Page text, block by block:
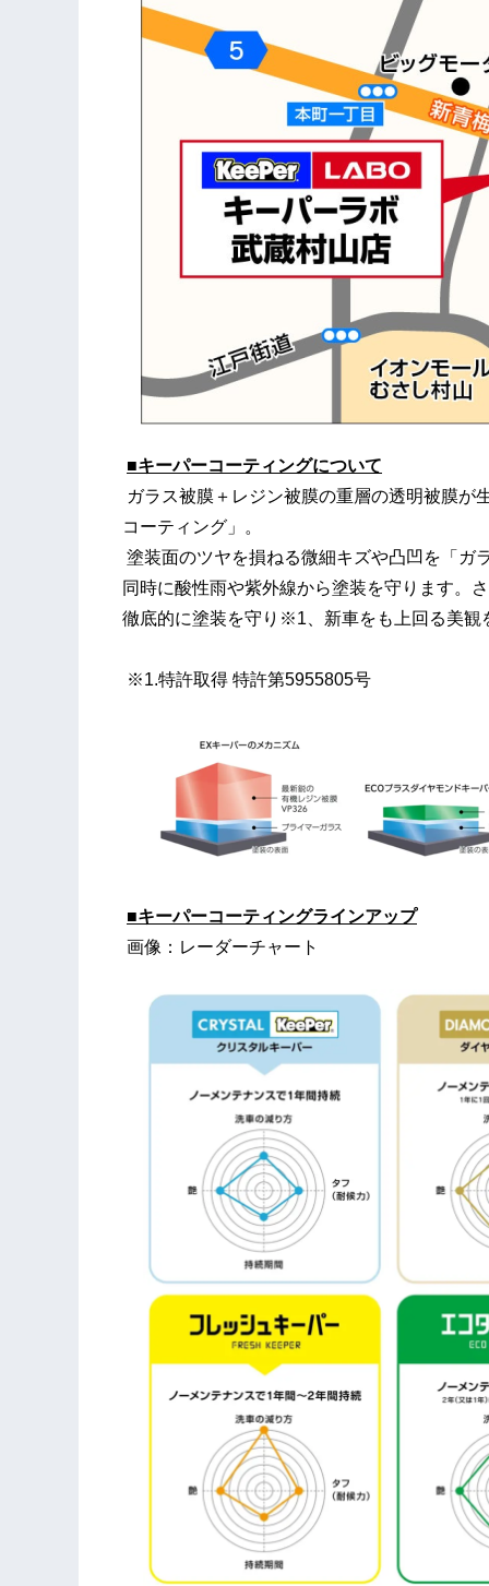
■キーパーコーティングについて
ガラス被膜＋レジン被膜の重層の透明被膜が
コーティング」。
塗装面のツヤを損ねる微細キズや凸凹を「ガ
同時に酸性雨や紫外線から塗装を守ります。
徹底的に塗装を守り※1、新車をも上回る美観
※1.特許取得 特許第5955805号
■キーパーコーティングラインアップ
画像：レーダーチャート